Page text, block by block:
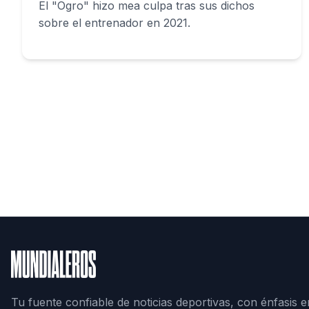
El "Ogro" hizo mea culpa tras sus dichos
sobre el entrenador en 2021.
Tu fuente confiable de noticias deportivas, con énfasis